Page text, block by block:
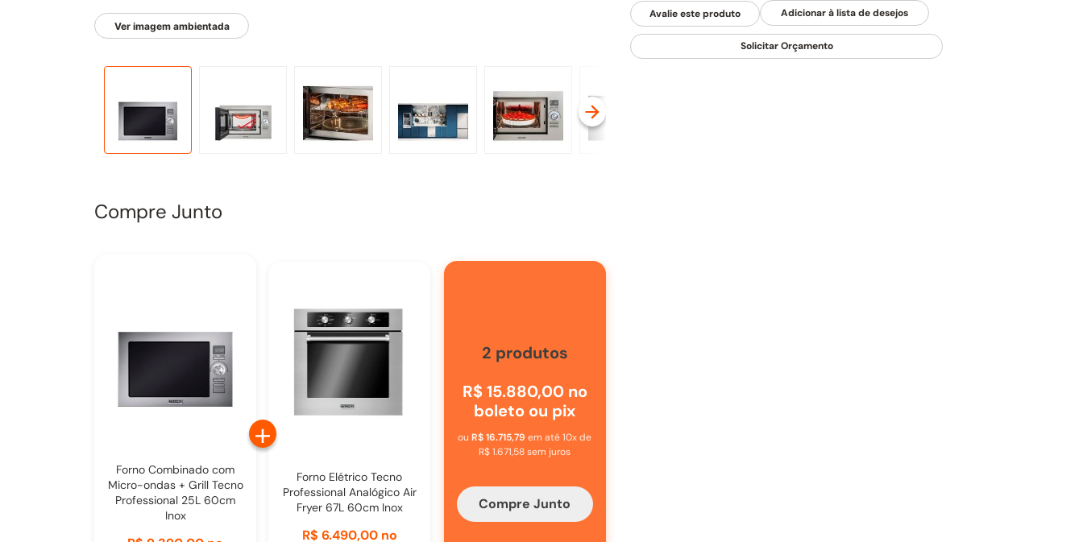
Ver imagem ambientada
Compre Junto
Forno Combinado com
Micro-ondas + Grill Tecno
Professional 25L 60cm
Inox
+
Forno Elétrico Tecno
Professional Analógico Air
Fryer 67L 60cm Inox
R$ 6.490,00no
2 produtos
R$ 15.880,00 no
boleto ou pix
ouR$ 16.715,79 em até 10x de
R$ 1.671,58sem juros
Compre Junto
Avalie este produto
Solicitar Orçamento